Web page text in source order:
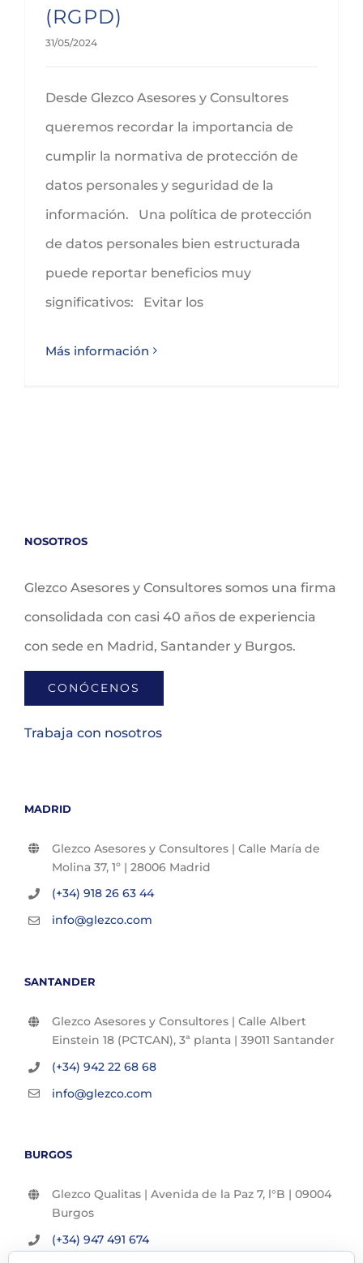
(RGPD)
31/05/2024
Desde Glezco Asesores y Consultores
queremos recordar la importancia de
cumplir la normativa de protección de
datos personales y seguridad de la
información. Una política de protección
de datos personales bien estructurada
puede reportar beneficios muy
significativos: Evitar los
Más información
NOSOTROS
Glezco Asesores y Consultores somos una firma
consolidada con casi 40 años de experiencia
con sede en Madrid, Santander y Burgos.
CONÓCENOS
Trabaja con nosotros
MADRID
Glezco Asesores y Consultores | Calle María de
Molina 37, 1º | 28006 Madrid
(+34) 918 26 63 44
info@glezco.com
SANTANDER
Glezco Asesores y Consultores | Calle Albert
Einstein 18 (PCTCAN), 3ª planta | 39011 Santander
(+34) 942 22 68 68
info@glezco.com
BURGOS
Glezco Qualitas | Avenida de la Paz 7, l°B | 09004
Burgos
(+34) 947 491 674